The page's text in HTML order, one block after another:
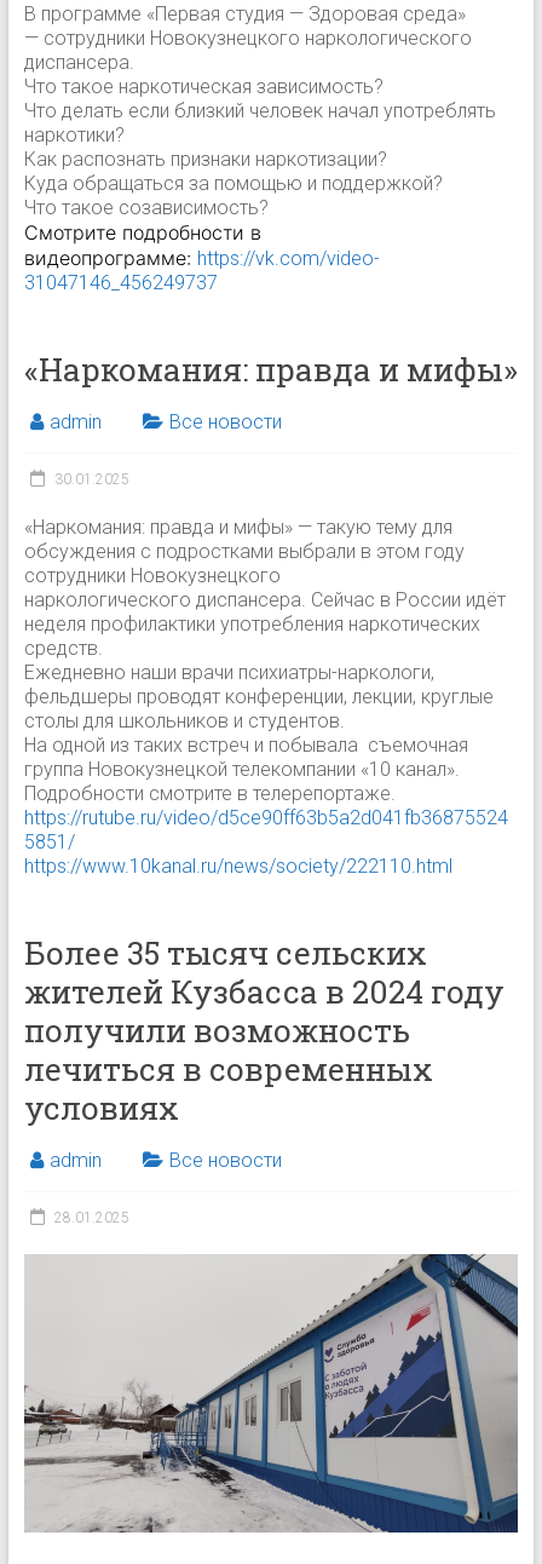
В программе «Первая студия — Здоровая среда»
— сотрудники Новокузнецкого наркологического
диспансера.
Что такое наркотическая зависимость?
Что делать если близкий человек начал употреблять
наркотики?
Как распознать признаки наркотизации?
Куда обращаться за помощью и поддержкой?
Что такое созависимость?
Смотрите подробности в
видеопрограмме: https://vk.com/video-
31047146_456249737
«Наркомания: правда и мифы»
admin Все новости
30.01.2025
«Наркомания: правда и мифы» — такую тему для
обсуждения с подростками выбрали в этом году
сотрудники Новокузнецкого
наркологического диспансера. Сейчас в России идёт
неделя профилактики употребления наркотических
средств.
Ежедневно наши врачи психиатры-наркологи,
фельдшеры проводят конференции, лекции, круглые
столы для школьников и студентов.
На одной из таких встреч и побывала съемочная
группа Новокузнецкой телекомпании «10 канал».
Подробности смотрите в телерепортаже.
https://rutube.ru/video/d5ce90ff63b5a2d041fb36875524
5851/
https://www.10kanal.ru/news/society/222110.html
Более 35 тысяч сельских
жителей Кузбасса в 2024 году
получили возможность
лечиться в современных
условиях
admin Все новости
28.01.2025